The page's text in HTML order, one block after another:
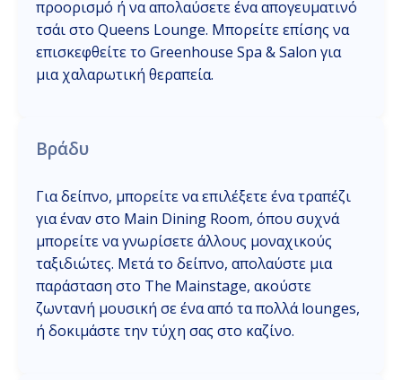
προορισμό ή να απολαύσετε ένα απογευματινό
τσάι στο Queens Lounge. Μπορείτε επίσης να
επισκεφθείτε το Greenhouse Spa & Salon για
μια χαλαρωτική θεραπεία.
Βράδυ
Για δείπνο, μπορείτε να επιλέξετε ένα τραπέζι
για έναν στο Main Dining Room, όπου συχνά
μπορείτε να γνωρίσετε άλλους μοναχικούς
ταξιδιώτες. Μετά το δείπνο, απολαύστε μια
παράσταση στο The Mainstage, ακούστε
ζωντανή μουσική σε ένα από τα πολλά lounges,
ή δοκιμάστε την τύχη σας στο καζίνο.